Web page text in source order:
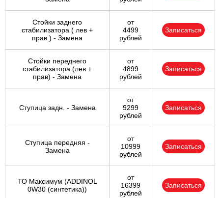
Стойки заднего
стабилизатора ( лев +
прав ) - Замена
от
4499
рублей
Записаться
Стойки переднего
стабилизатора (лев +
прав) - Замена
от
4899
рублей
Записаться
Ступица задн. - Замена
от
9299
рублей
Записаться
Ступица передняя -
Замена
от
10999
рублей
Записаться
ТО Максимум (ADDINOL
0W30 (синтетика))
от
16399
рублей
Записаться